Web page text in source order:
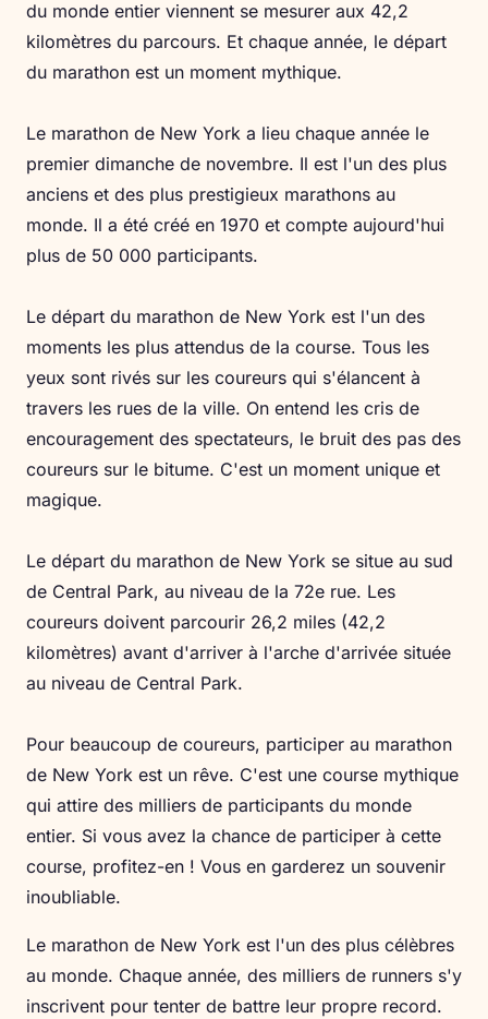
du monde entier viennent se mesurer aux 42,2
kilomètres du parcours. Et chaque année, le départ
du marathon est un moment mythique.
Le marathon de New York a lieu chaque année le
premier dimanche de novembre. Il est l'un des plus
anciens et des plus prestigieux marathons au
monde. Il a été créé en 1970 et compte aujourd'hui
plus de 50 000 participants.
Le départ du marathon de New York est l'un des
moments les plus attendus de la course. Tous les
yeux sont rivés sur les coureurs qui s'élancent à
travers les rues de la ville. On entend les cris de
encouragement des spectateurs, le bruit des pas des
coureurs sur le bitume. C'est un moment unique et
magique.
Le départ du marathon de New York se situe au sud
de Central Park, au niveau de la 72e rue. Les
coureurs doivent parcourir 26,2 miles (42,2
kilomètres) avant d'arriver à l'arche d'arrivée située
au niveau de Central Park.
Pour beaucoup de coureurs, participer au marathon
de New York est un rêve. C'est une course mythique
qui attire des milliers de participants du monde
entier. Si vous avez la chance de participer à cette
course, profitez-en ! Vous en garderez un souvenir
inoubliable.
Le marathon de New York est l'un des plus célèbres
au monde. Chaque année, des milliers de runners s'y
inscrivent pour tenter de battre leur propre record.